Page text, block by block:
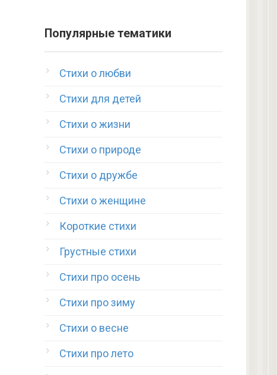
Популярные тематики
Стихи о любви
Стихи для детей
Стихи о жизни
Стихи о природе
Стихи о дружбе
Стихи о женщине
Короткие стихи
Грустные стихи
Стихи про осень
Стихи про зиму
Стихи о весне
Стихи про лето